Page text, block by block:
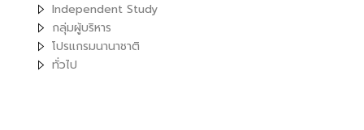
Independent Study
กลุ่มผู้บริหาร
โปรแกรมนานาชาติ
ทั่วไป